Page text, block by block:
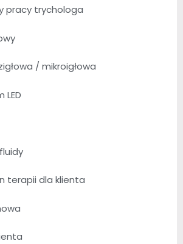
pracy trychologa
/ mikroigłowa
LED
terapii dla klienta